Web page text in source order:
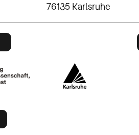
76135 Karlsruhe